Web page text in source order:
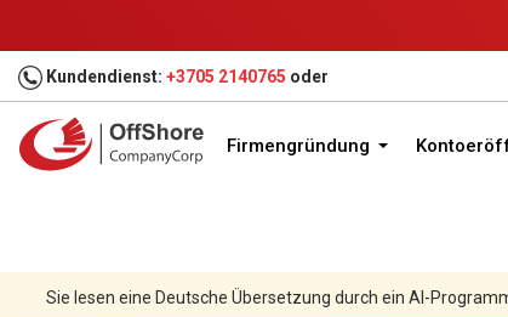
Kundendienst: +3705 2140765 oder
Firmengründung
Sie lesen eine Deutsche Übersetzung durch ein AI-